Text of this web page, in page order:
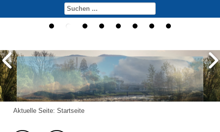
Aktuelle Seite: Startseite